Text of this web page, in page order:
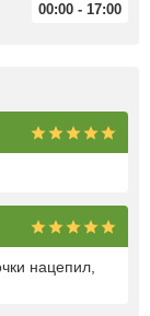
00:00 - 17:00
нацепил,